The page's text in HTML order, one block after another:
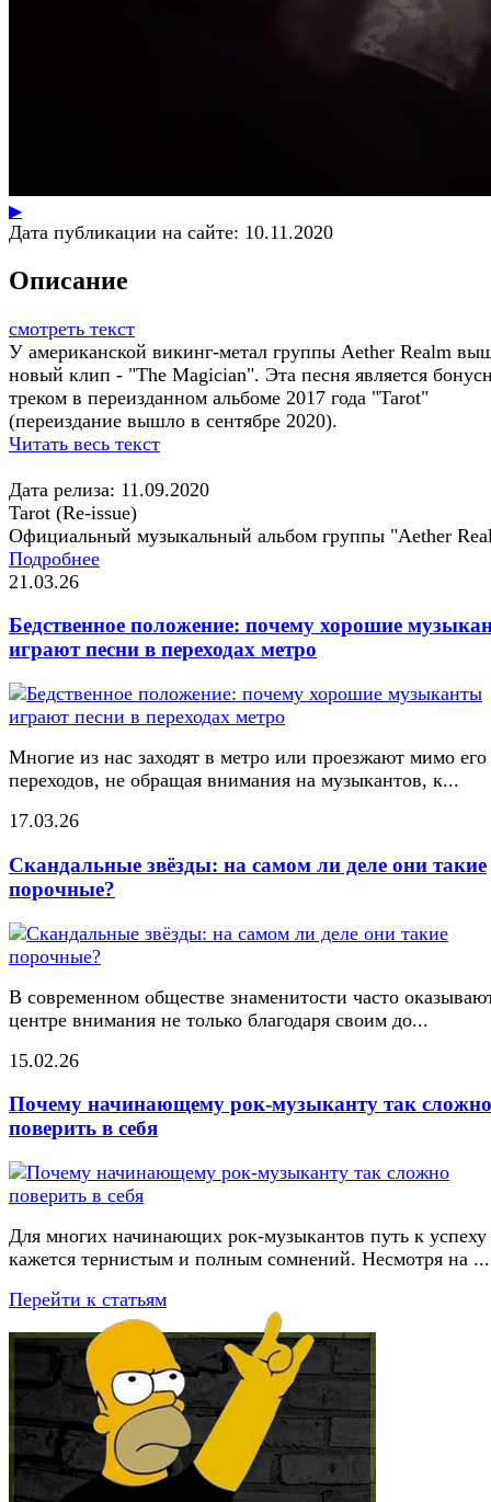
▶
Дата публикации на сайте: 10.11.2020
Описание
смотреть текст
У американской викинг-метал группы Aether Realm
новый клип - "The Magician". Эта песня является
треком в переизданном альбоме 2017 года "Tarot"
(переиздание вышло в сентябре 2020).
Читать весь текст
Дата релиза: 11.09.2020
Tarot (Re-issue)
Официальный музыкальный альбом группы "Aether
Подробнее
21.03.26
Бедственное положение: почему хорошие
играют песни в переходах метро
Многие из нас заходят в метро или проезжают мимо его
переходов, не обращая внимания на музыкантов, к...
17.03.26
Скандальные звёзды: на самом ли деле они такие
порочные?
В современном обществе знаменитости часто
центре внимания не только благодаря своим до...
15.02.26
Почему начинающему рок-музыканту так сложно
поверить в себя
Для многих начинающих рок-музыкантов путь к успеху
кажется тернистым и полным сомнений. Несмотря на ...
Перейти к статьям